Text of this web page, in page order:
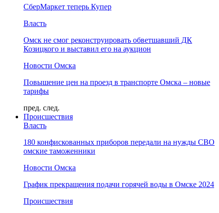
СберМаркет теперь Купер
Власть
Омск не смог реконструировать обветшавший ДК
Козицкого и выставил его на аукцион
Новости Омска
Повышение цен на проезд в транспорте Омска – новые
тарифы
пред. след.
Происшествия
Власть
180 конфискованных приборов передали на нужды СВО
омские таможенники
Новости Омска
График прекращения подачи горячей воды в Омске 2024
Происшествия